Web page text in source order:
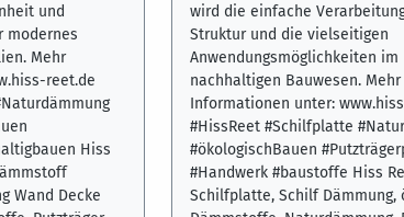
und
modernes
Mehr
reet.de
Hiss
Wand Decke
wird die einfache
Struktur und die vielseitigen
Anwendungsmöglichkeiten im
nachhaltigen Bauwesen. Mehr
Informationen unter:
#HissReet #Schilfplatte
#ökologischBauen
#Handwerk #baustoffe Hiss
Schilfplatte, Schilf Dämmung,